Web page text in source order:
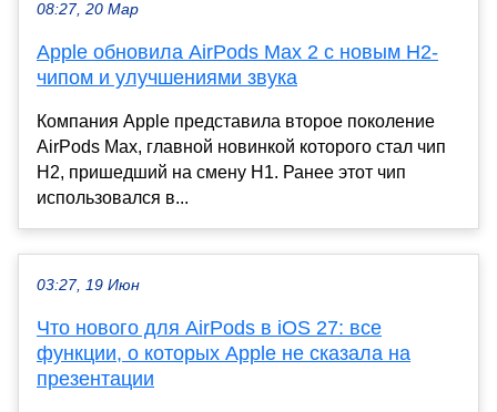
08:27, 20 Мар
Apple обновила AirPods Max 2 с новым H2-
чипом и улучшениями звука
Компания Apple представила второе поколение
AirPods Max, главной новинкой которого стал чип
H2, пришедший на смену H1. Ранее этот чип
использовался в...
03:27, 19 Июн
Что нового для AirPods в iOS 27: все
функции, о которых Apple не сказала на
презентации